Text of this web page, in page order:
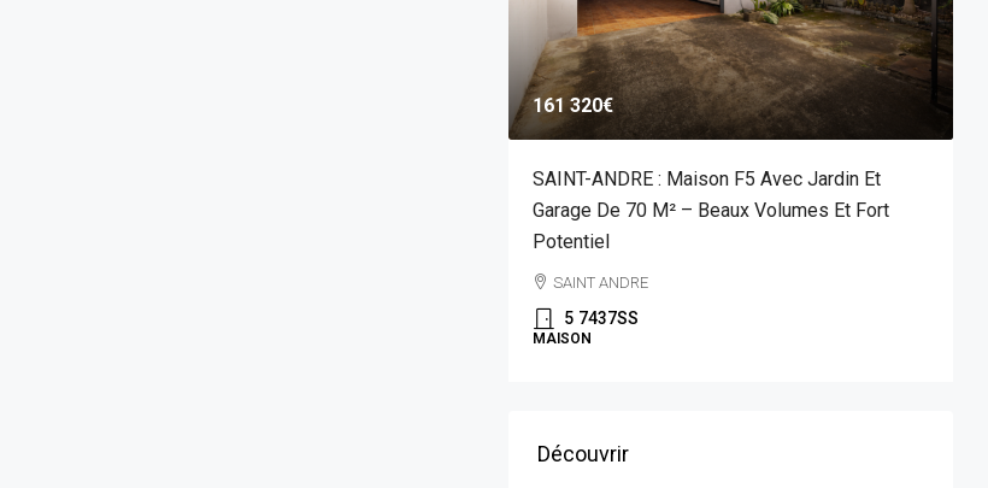
161 320€
SAINT-ANDRE : Maison F5 Avec Jardin Et
Garage De 70 M² – Beaux Volumes Et Fort
Potentiel
SAINT ANDRE
5 7437SS
MAISON
Découvrir